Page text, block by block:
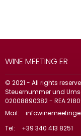
WINE MEETING ER
© 2021 - All rights
Steuernummer und
02008890382 - REA
Mail:
Tel:
+39 340 413 8251